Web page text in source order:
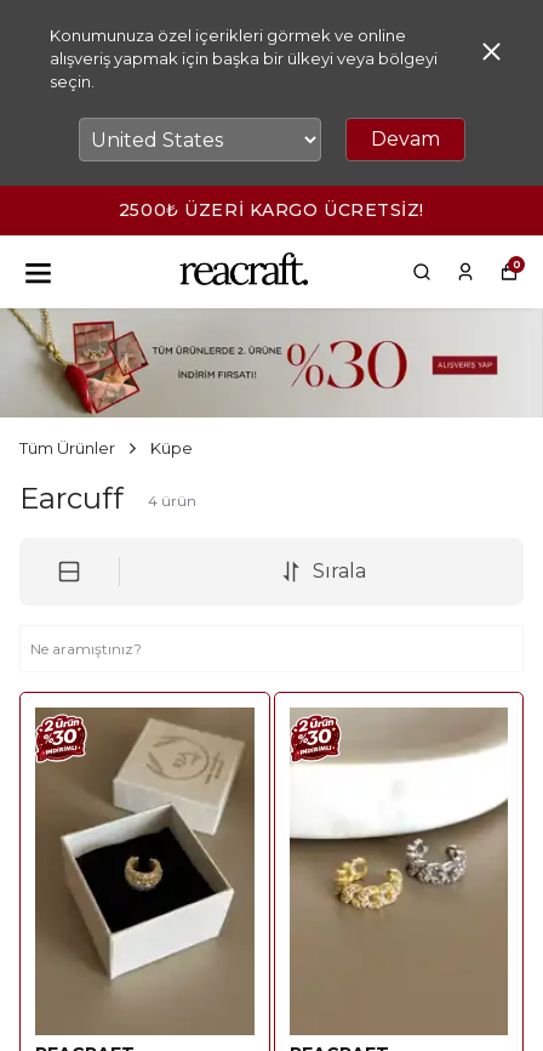
Konumunuza özel içerikleri görmek ve online
alışveriş yapmak için başka bir ülkeyi veya bölgeyi
seçin.
Devam
2500₺ ÜZERİ KARGO ÜCRETSİZ!
0
Tüm Ürünler Küpe
Earcuff 4 ürün
Sırala